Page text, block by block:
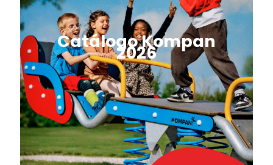
Catálogo Kompan
2026